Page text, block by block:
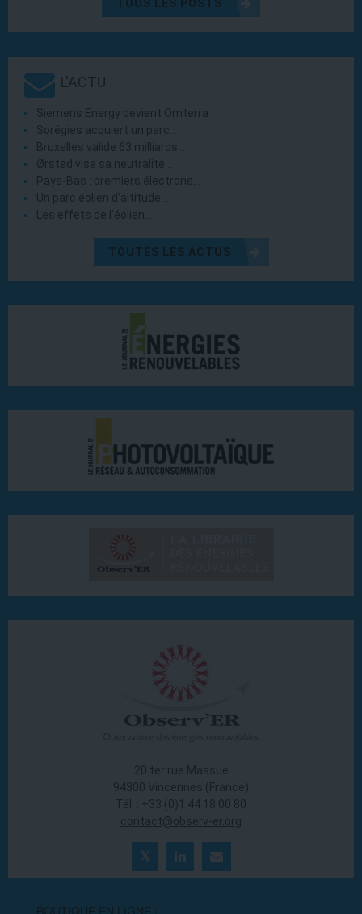
TOUS LES POSTS
L'ACTU
Siemens Energy devient Omterra
Sorégies acquiert un parc…
Bruxelles valide 63 milliards…
Ørsted vise sa neutralité…
Pays-Bas : premiers électrons…
Un parc éolien d’altitude…
Les effets de l’éolien…
TOUTES LES ACTUS
20 ter rue Massue
94300 Vincennes (France)
Tél. : +33 (0)1 44 18 00 80
contact@observ-er.org
BOUTIQUE EN LIGNE